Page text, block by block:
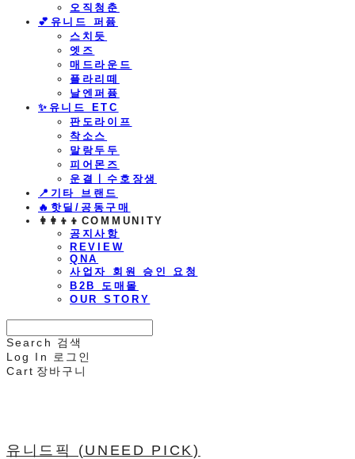
오직청춘
💕유니드 퍼퓸
스치듯
엣즈
매드라운드
플라리떼
날엔퍼퓸
​✨유니드 ETC
판도라이프
착소스
말랑두두
피어몬즈
운결ㅣ수호장생
📍기타 브랜드
🔥핫딜/공동구매
👩‍👩‍👦‍👦COMMUNITY
공지사항
REVIEW
QNA
사업자 회원 승인 요청
B2B 도매몰
OUR STORY
Search
검색
Log In
로그인
Cart 장바구니
유니드픽 (UNEED PICK)